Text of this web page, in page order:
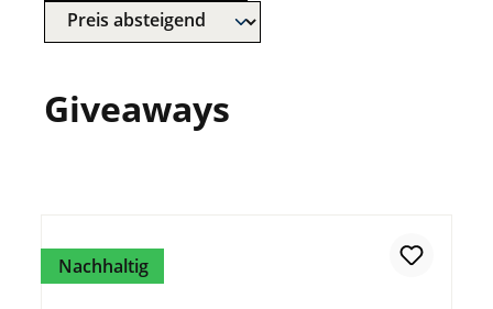
Giveaways
Nachhaltig